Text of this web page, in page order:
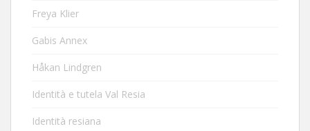
Freya Klier
Gabis Annex
Håkan Lindgren
Identità e tutela Val Resia
Identità resiana